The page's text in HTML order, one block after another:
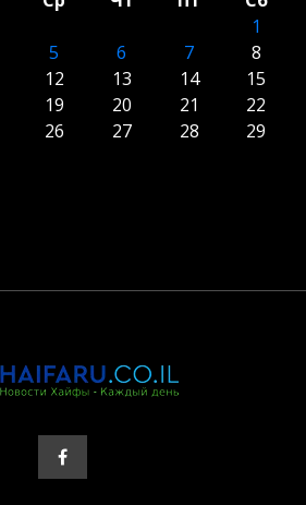
1
5 6 7
8
12 13 14
15
19 20 21
22
26 27 28
29